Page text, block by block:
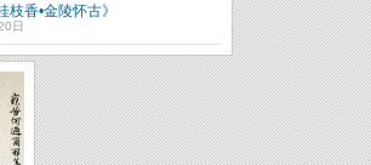
香•金陵怀古》
日